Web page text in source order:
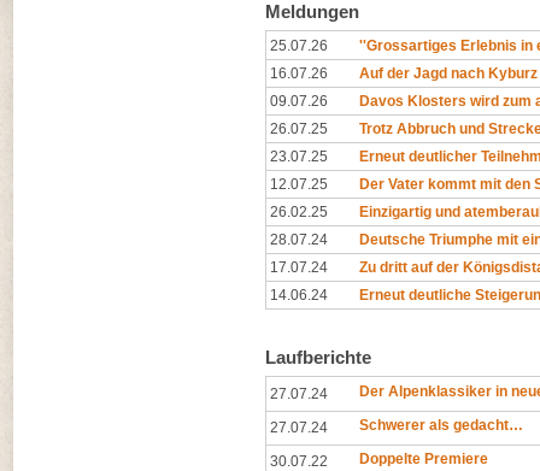
Meldungen
25.07.26
''Grossartiges Erlebnis in
16.07.26
Auf der Jagd nach
09.07.26
Davos Klosters wird zum
26.07.25
Trotz Abbruch und
23.07.25
Erneut deutlicher
12.07.25
Der Vater kommt mit den
26.02.25
Einzigartig und
28.07.24
Deutsche Triumphe mit
17.07.24
Zu dritt auf der
14.06.24
Erneut deutliche
Laufberichte
27.07.24 Der Alpenklassiker in
27.07.24 Schwerer als gedacht…
30.07.22 Doppelte Premiere